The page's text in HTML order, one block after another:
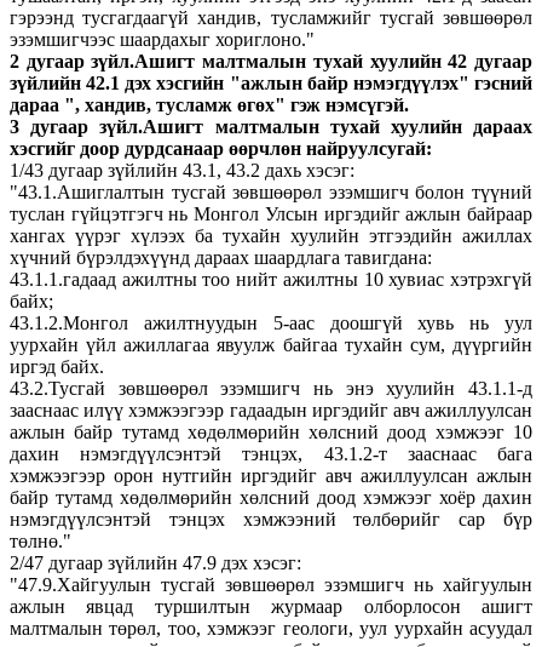
гэрээнд тусгагдаагүй хандив, тусламжийг тусгай зөвшөөрөл
эзэмшигчээс шаардахыг хориглоно."
2 дугаар зүйл.Ашигт малтмалын тухай хуулийн 42 дугаар
зүйлийн 42.1 дэх хэсгийн "ажлын байр нэмэгдүүлэх" гэсний
дараа ", хандив, тусламж өгөх" гэж нэмсүгэй.
3 дугаар зүйл.Ашигт малтмалын тухай хуулийн дараах
хэсгийг доор дурдсанаар өөрчлөн найруулсугай:
1/43 дугаар зүйлийн 43.1, 43.2 дахь хэсэг:
"43.1.Ашиглалтын тусгай зөвшөөрөл эзэмшигч болон түүний
туслан гүйцэтгэгч нь Монгол Улсын иргэдийг ажлын байраар
хангах үүрэг хүлээх ба тухайн хуулийн этгээдийн ажиллах
хүчний бүрэлдэхүүнд дараах шаардлага тавигдана:
43.1.1.гадаад ажилтны тоо нийт ажилтны 10 хувиас хэтрэхгүй
байх;
43.1.2.Монгол ажилтнуудын 5-аас доошгүй хувь нь уул
уурхайн үйл ажиллагаа явуулж байгаа тухайн сум, дүүргийн
иргэд байх.
43.2.Тусгай зөвшөөрөл эзэмшигч нь энэ хуулийн 43.1.1-д
зааснаас илүү хэмжээгээр гадаадын иргэдийг авч ажиллуулсан
ажлын байр тутамд хөдөлмөрийн хөлсний доод хэмжээг 10
дахин нэмэгдүүлсэнтэй тэнцэх, 43.1.2-т зааснаас бага
хэмжээгээр орон нутгийн иргэдийг авч ажиллуулсан ажлын
байр тутамд хөдөлмөрийн хөлсний доод хэмжээг хоёр дахин
нэмэгдүүлсэнтэй тэнцэх хэмжээний төлбөрийг сар бүр
төлнө."
2/47 дугаар зүйлийн 47.9 дэх хэсэг:
"47.9.Хайгуулын тусгай зөвшөөрөл эзэмшигч нь хайгуулын
ажлын явцад туршилтын журмаар олборлосон ашигт
малтмалын төрөл, тоо, хэмжээг геологи, уул уурхайн асуудал